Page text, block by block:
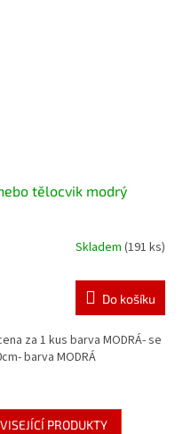
tělocvik modrý
Skladem (191 ks)
Do košíku
za 1 kus barva MODRÁ- se
barva MODRÁ
PRODUKTY